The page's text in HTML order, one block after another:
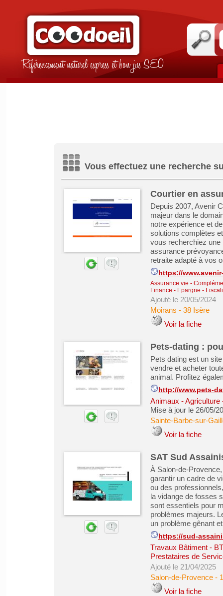
Référencement naturel express et bon jus SEO
Vous effectuez une recherche
Courtier en
Depuis 2007, Avenir
majeur dans le
notre expérience et
solutions complètes
vous recherchiez une
assurance
retraite adapté à vos
https://
Assurance vie -
Finance - Epargne -
Ajouté le 20/05/2024
Moirans - 38 Isère
Voir la fiche
Pets-dating :
Pets dating est un
vendre et acheter
animal. Profitez
http://www.pets-
Animaux - Agriculture
Mise à jour le 26/05/
Sainte-Barbe-sur-
Voir la fiche
SAT Sud
À Salon-de-
garantir un cadre de
ou des
la vidange de fosses
sont essentiels pour
problèmes majeurs.
un problème gênant
https://sud-
Travaux Bâtiment -
Prestataires de
Ajouté le 21/04/2025
Salon-de-Provence-
Voir la fiche